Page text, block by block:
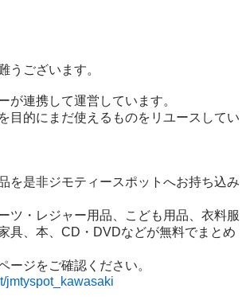
うございます。
が連携して運営しています。
⽬的にまだ使えるものをリユースしてい
を是非ジモティースポットへお持ち込み
ツ・レジャー用品、こども用品、衣料服
具、本、CD・DVDなどが無料でまとめ
jmtyspot_kawasaki